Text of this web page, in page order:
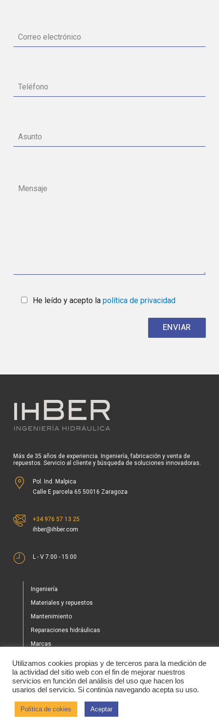
He leído y acepto la política de privacidad
Más de 35 años de experiencia. Ingeniería, fabricación y venta de
repuestos. Servicio al cliente y búsqueda de soluciones innovadoras.
Pol. Ind. Malpica
Calle E parcela 65 50016 Zaragoza
+34 976 57 13 25
ihber@ihber.com
L - V 7:00 - 15:00
Ingeniería
Materiales y repuestos
Mantenimiento
Reparaciones hidráulicas
Marcas
Tienda
Noticias
Utilizamos cookies propias y de terceros para la medición de
la actividad del sitio web con el fin de mejorar nuestros
servicios en función del análisis del uso que hacen los
usarios del servicio. Si continúa navegando acepta su uso.
Política de cokies Aceptar